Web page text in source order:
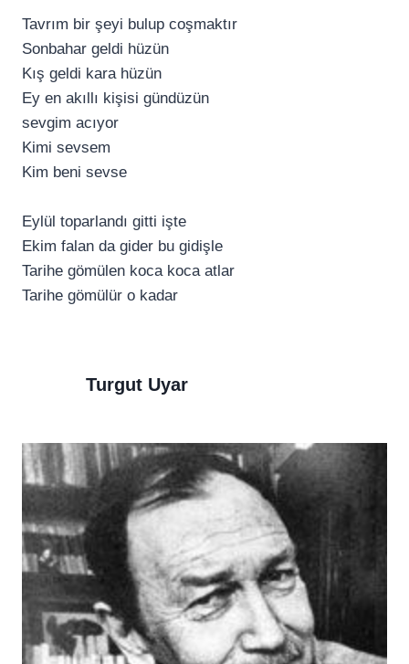
Tavrım bir şeyi bulup coşmaktır
Sonbahar geldi hüzün
Kış geldi kara hüzün
Ey en akıllı kişisi gündüzün
sevgim acıyor
Kimi sevsem
Kim beni sevse
Eylül toparlandı gitti işte
Ekim falan da gider bu gidişle
Tarihe gömülen koca koca atlar
Tarihe gömülür o kadar
Turgut Uyar